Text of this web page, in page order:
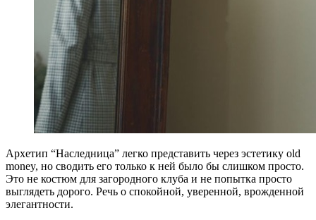
Архетип “Наследница” легко представить через эстетику old
money, но сводить его только к ней было бы слишком просто.
Это не костюм для загородного клуба и не попытка просто
выглядеть дорого. Речь о спокойной, уверенной, врожденной
элегантности.